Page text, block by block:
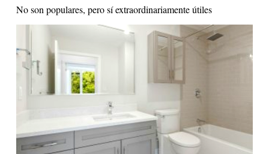
No son populares, pero sí extraordinariamente útiles